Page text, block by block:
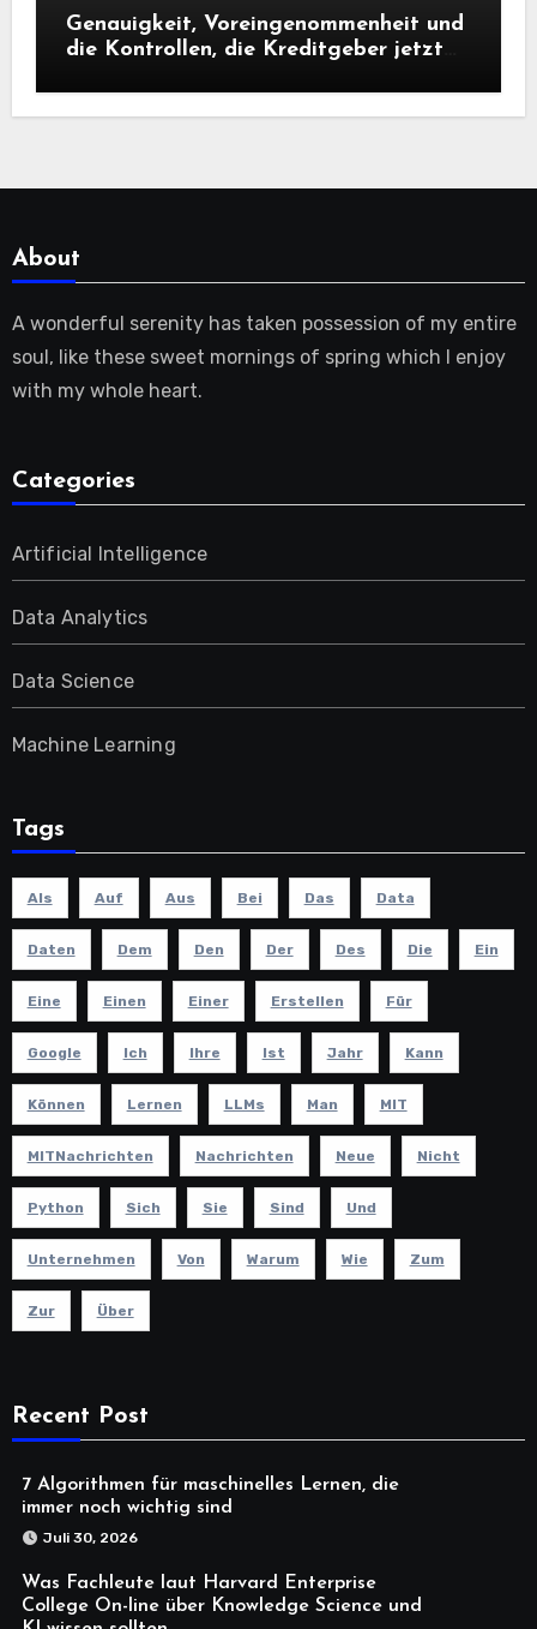
Genauigkeit, Voreingenommenheit und
die Kontrollen, die Kreditgeber jetzt
About
A wonderful serenity has taken possession of my entire
soul, like these sweet mornings of spring which I enjoy
with my whole heart.
Categories
Artificial Intelligence
Data Analytics
Data Science
Machine Learning
Tags
Als Auf Aus Bei Das Data
Daten Dem Den Der Des Die Ein
Eine Einen Einer Erstellen Für
Google Ich Ihre Ist Jahr Kann
Können Lernen LLMs Man MIT
MITNachrichten Nachrichten Neue Nicht
Python Sich Sie Sind Und
Unternehmen Von Warum Wie Zum
Zur Über
Recent Post
7 Algorithmen für maschinelles Lernen, die
immer noch wichtig sind
Juli 30, 2026
Was Fachleute laut Harvard Enterprise
College On-line über Knowledge Science und